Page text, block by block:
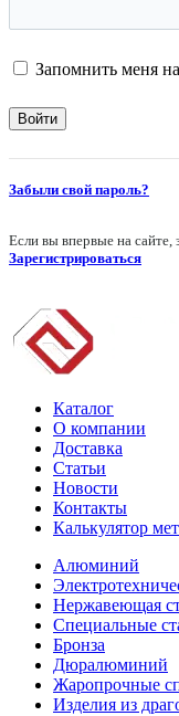
Запомнить меня
Забыли свой пароль?
Если вы впервые на
Зарегистрироваться
Каталог
О компании
Доставка
Статьи
Новости
Контакты
Калькулятор
Алюминий
Нержавеющая
Специальные
Бронза
Дюралюминий
Жаропрочные
Изделия из